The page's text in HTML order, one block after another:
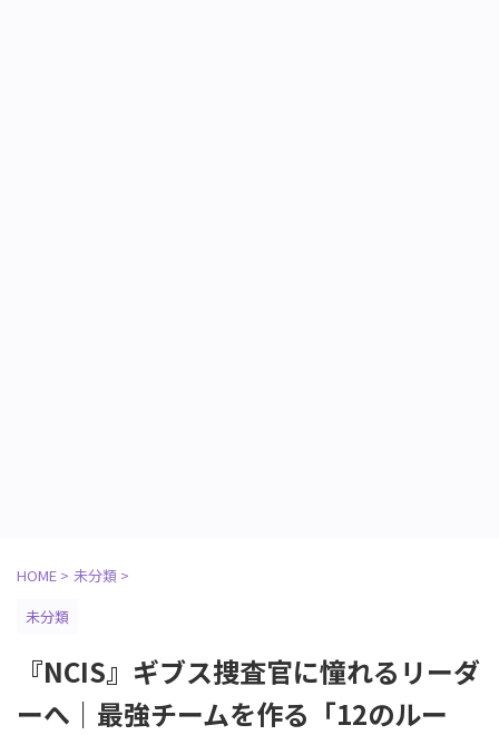
HOME > 未分類 >
未分類
『NCIS』ギブス捜査官に憧れるリーダ
ーへ｜最強チームを作る「12のルー